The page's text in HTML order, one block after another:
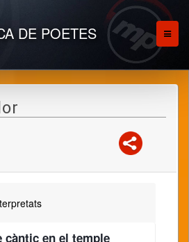
DE POETES
càntic en el temple